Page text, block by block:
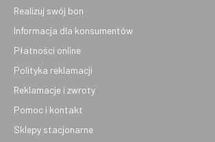
Realizuj swój bon
Informacja dla konsumentów
Płatności online
Polityka reklamacji
Reklamacje i zwroty
Pomoc i kontakt
Sklepy stacjonarne